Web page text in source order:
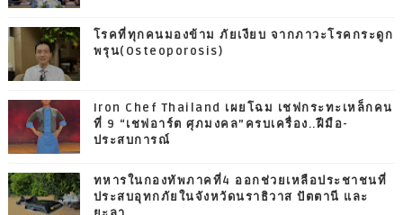
โรคที่ทุกคนมองข้าม ภัยเงียบ จากภาวะโรคกระดูก
พรุน(Osteoporosis)
Iron Chef Thailand เผยโฉม เชฟกระทะเหล็กคน
ที่ 9 “เชฟอาร์ต ศุภมงคล”ครบเครื่อง..ฝีมือ-
ประสบการณ์
ทหารในกองทัพภาคที่4 ออกช่วยเหลือประชาชนที่
ประสบอุทกภัยในจังหวัดนราธิวาส ปัตตานี และ